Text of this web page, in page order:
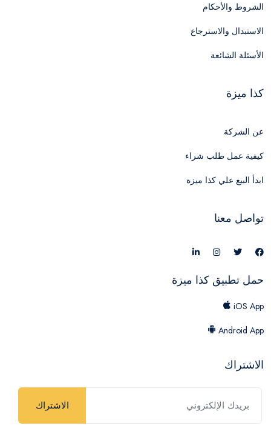
الشروط والأحكام
الاستبدال والاسترجاع
الأسئلة الشائعة
كذا ميزة
عن الشركة
كيفية عمل طلب شراء
ابدأ البيع علي كذا ميزة
تواصل معنا
حمل تطبيق كذا ميزة
iOS App
Android App
الاشتراك
الاشتراك